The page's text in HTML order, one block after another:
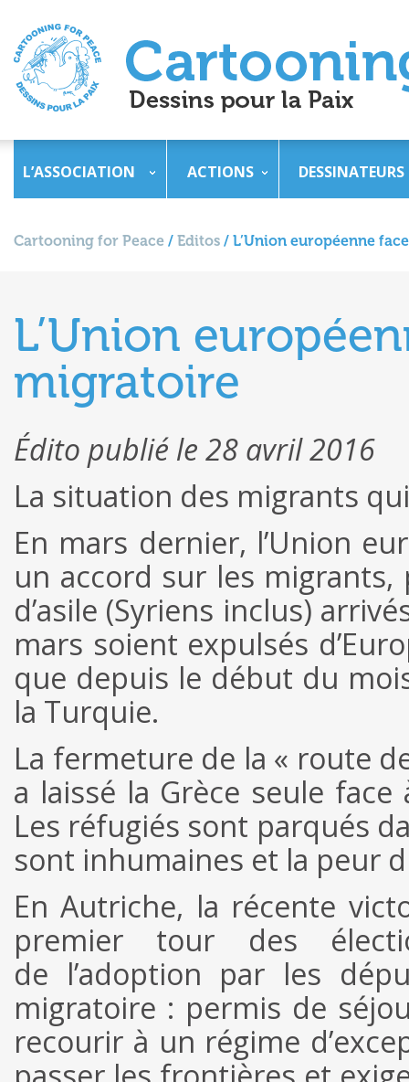
L’ASSOCIATION ACTIONS DESSINATEURS
Cartooning for Peace / Editos / L’Union européenne
L’Union
migratoire
Édito publié le 28 avril 2016
La situation des migrants
En mars dernier, l’Union
un accord sur les
d’asile (Syriens inclus)
mars soient expulsés
que depuis le début du
la Turquie.
La fermeture de la « route
a laissé la Grèce seule
Les réfugiés sont parqués
sont inhumaines et la peur
En Autriche, la récente
premier tour des
de l’adoption par les
migratoire : permis de
recourir à un régime